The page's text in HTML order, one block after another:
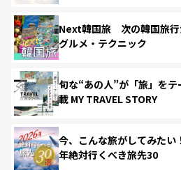
Next韓国旅 次の韓国旅行
グルメ・テクニック
旬な“あの人”が「旅」を
載 MY TRAVEL STORY
今、こんな旅がしてみた
年絶対行くべき旅先30